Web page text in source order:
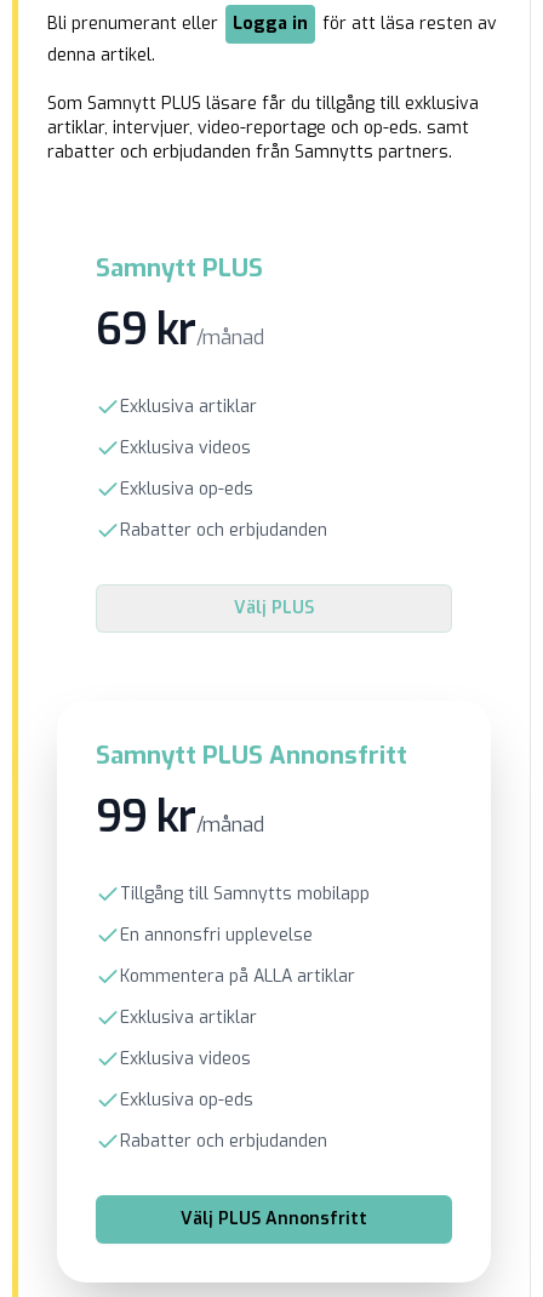
Bli prenumerant eller Logga in
för att läsa resten av
denna artikel.
Som Samnytt PLUS läsare får du tillgång till exklusiva
artiklar, intervjuer, video-reportage och op-eds. samt
rabatter och erbjudanden från Samnytts partners.
Samnytt PLUS
69 kr/månad
Exklusiva artiklar
Exklusiva videos
Exklusiva op-eds
Rabatter och erbjudanden
Välj PLUS
Samnytt PLUS Annonsfritt
99 kr/månad
Tillgång till Samnytts mobilapp
En annonsfri upplevelse
Kommentera på ALLA artiklar
Exklusiva artiklar
Exklusiva videos
Exklusiva op-eds
Rabatter och erbjudanden
Välj PLUS Annonsfritt